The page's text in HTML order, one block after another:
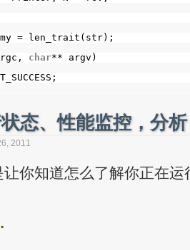
= len_trait(str);
char** argv)
态、性能监控，分析
2011
你知道怎么了解你正在